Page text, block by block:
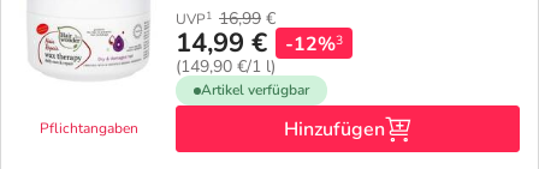
Pflichtangaben
UVP1 16,99 €
14,99 €
(149,90 €/1 l)
-12%3
Artikel verfügbar
Hinzufügen